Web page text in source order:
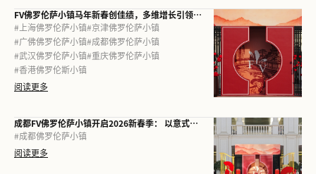
FV佛罗伦萨小镇马年新春创佳绩，多维增长引领消费升级
# 上海佛罗伦萨小镇#京津佛罗伦萨小镇
#广佛佛罗伦萨小镇#成都佛罗伦萨小镇
#武汉佛罗伦萨小镇#重庆佛罗伦萨小镇
#香港佛罗伦斯小镇
阅读更多
成都FV佛罗伦萨小镇开启2026新春季： 以意式风情与地道年味，再定义城市“微度假”生活
#成都佛罗伦萨小镇
阅读更多